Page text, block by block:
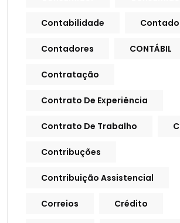
Contabilidade
Contadores CONTÁBIL
Contratação
Contrato De Experiência
Contrato De Trabalho
Contribuções
Contribuição Assistencial
Correios Crédito